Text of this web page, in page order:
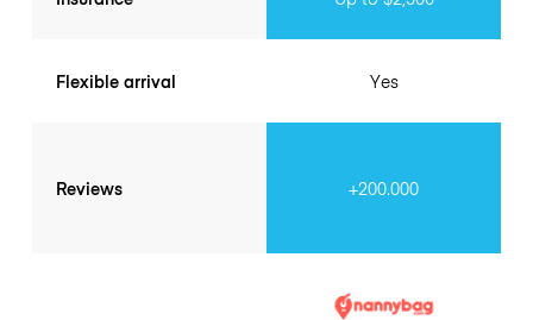
Flexible arrival
Reviews
Yes
+200.000